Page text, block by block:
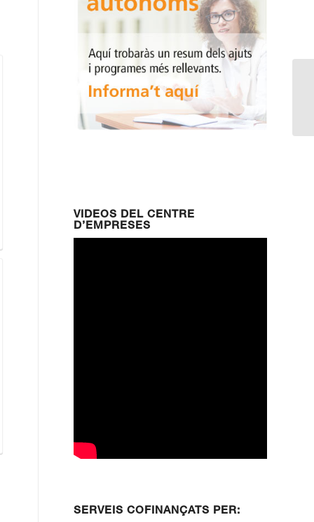
VIDEOS DEL CENTRE
D’EMPRESES
SERVEIS COFINANÇATS PER: